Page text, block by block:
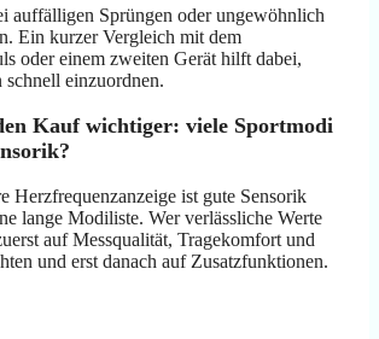
auffälligen Sprüngen oder ungewöhnlich
Ein kurzer Vergleich mit dem
oder einem zweiten Gerät hilft dabei,
schnell einzuordnen.
Kauf wichtiger: viele Sportmodi
Herzfrequenzanzeige ist gute Sensorik
lange Modiliste. Wer verlässliche Werte
auf Messqualität, Tragekomfort und
und erst danach auf Zusatzfunktionen.